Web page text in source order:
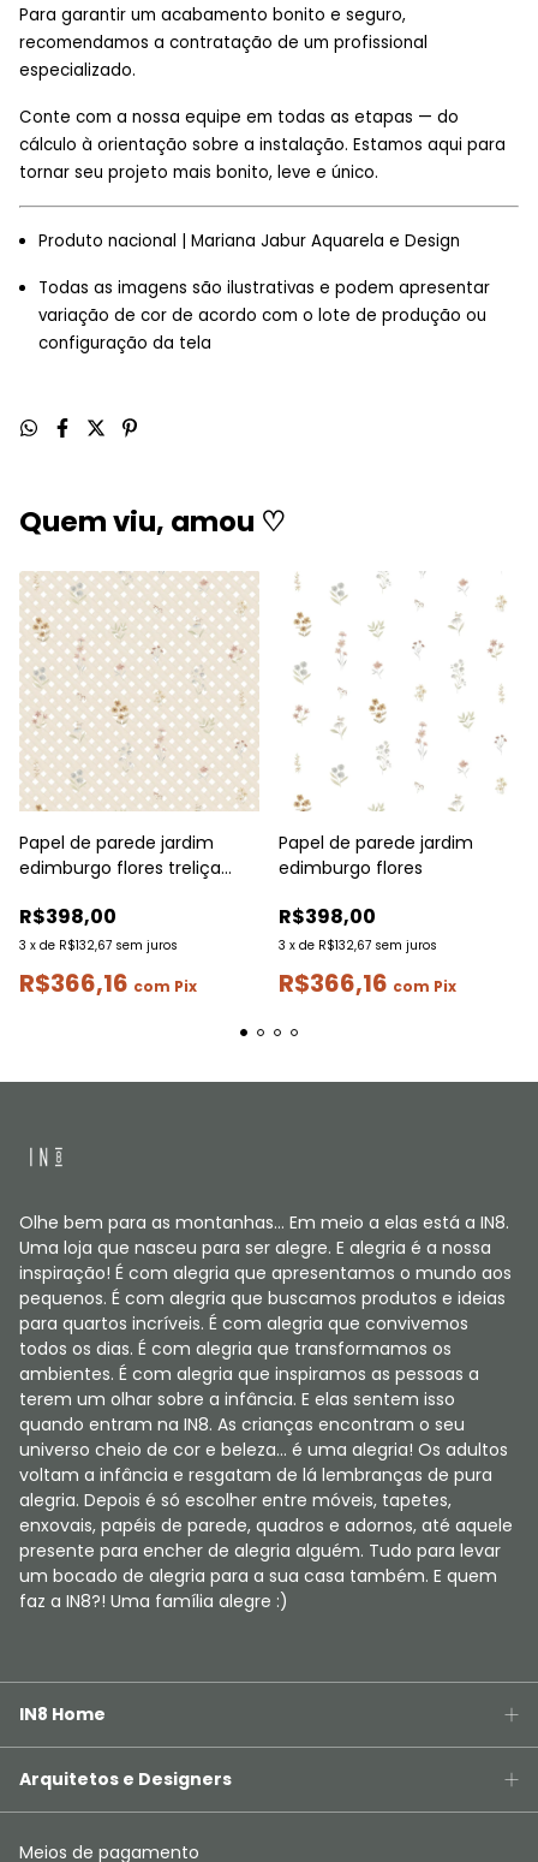
Para garantir um acabamento bonito e seguro,
recomendamos a contratação de um profissional
especializado.
Conte com a nossa equipe em todas as etapas — do
cálculo à orientação sobre a instalação. Estamos aqui para
tornar seu projeto mais bonito, leve e único.
Produto nacional | Mariana Jabur Aquarela e Design
Todas as imagens são ilustrativas e podem apresentar
variação de cor de acordo com o lote de produção ou
configuração da tela
Quem viu, amou ♡
Papel de parede jardim
edimburgo flores treliça
R$398,00
3 x de R$132,67 sem juros
R$366,16 com Pix
Papel de parede jardim
edimburgo flores
R$398,00
3 x de R$132,67 sem juros
R$366,16 com Pix
Olhe bem para as montanhas... Em meio a elas está a IN8.
Uma loja que nasceu para ser alegre. E alegria é a nossa
inspiração! É com alegria que apresentamos o mundo aos
pequenos. É com alegria que buscamos produtos e ideias
para quartos incríveis. É com alegria que convivemos
todos os dias. É com alegria que transformamos os
ambientes. É com alegria que inspiramos as pessoas a
terem um olhar sobre a infância. E elas sentem isso
quando entram na IN8. As crianças encontram o seu
universo cheio de cor e beleza... é uma alegria! Os adultos
voltam a infância e resgatam de lá lembranças de pura
alegria. Depois é só escolher entre móveis, tapetes,
enxovais, papéis de parede, quadros e adornos, até aquele
presente para encher de alegria alguém. Tudo para levar
um bocado de alegria para a sua casa também. E quem
faz a IN8?! Uma família alegre :)
IN8 Home
Arquitetos e Designers
Meios de pagamento